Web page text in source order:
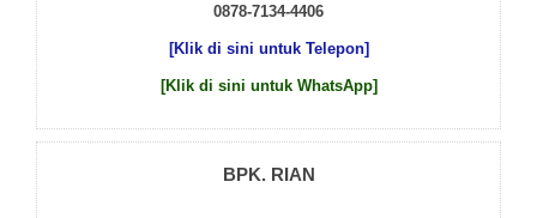
0878-7134-4406
[Klik di sini untuk Telepon]
[Klik di sini untuk WhatsApp]
BPK. RIAN